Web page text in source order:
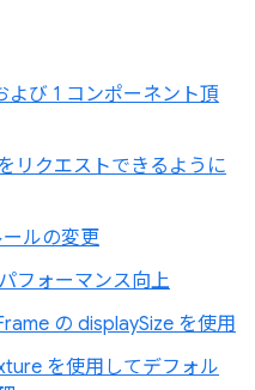
び 1 コンポーネント頂
リクエストできるように
ルの変更
フォーマンス向上
の displaySize を使用
を使用してデフォル